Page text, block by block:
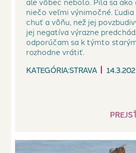
niečo veľmi výnimočné.
chuť a vôňu, než jej
jej negatíva výrazne
odporúčam sa k týmto
rozhodne vrátiť.
KATEGÓRIA:STRAVA